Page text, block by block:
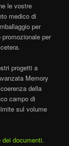
le vostre
medico di
per
per
progetti a
Memory
della
campo di
sul volume
documenti.